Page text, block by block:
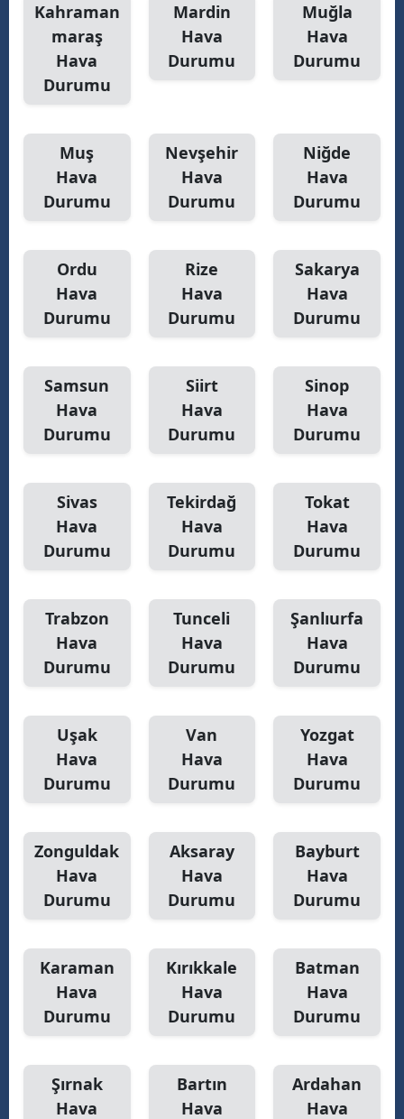
Kahraman
maraş
Hava
Durumu
Mardin
Hava
Durumu
Muğla
Hava
Durumu
Muş
Hava
Durumu
Nevşehir
Hava
Durumu
Niğde
Hava
Durumu
Ordu
Hava
Durumu
Rize
Hava
Durumu
Sakarya
Hava
Durumu
Samsun
Hava
Durumu
Siirt
Hava
Durumu
Sinop
Hava
Durumu
Sivas
Hava
Durumu
Tekirdağ
Hava
Durumu
Tokat
Hava
Durumu
Trabzon
Hava
Durumu
Tunceli
Hava
Durumu
Şanlıurfa
Hava
Durumu
Uşak
Hava
Durumu
Van
Hava
Durumu
Yozgat
Hava
Durumu
Zonguldak
Hava
Durumu
Aksaray
Hava
Durumu
Bayburt
Hava
Durumu
Karaman
Hava
Durumu
Kırıkkale
Hava
Durumu
Batman
Hava
Durumu
Şırnak
Hava
Bartın
Hava
Ardahan
Hava